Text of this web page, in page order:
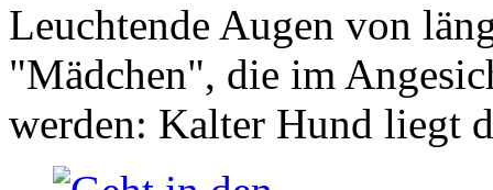
Leuchtende Augen von
"Mädchen", die im
werden: Kalter Hund liegt